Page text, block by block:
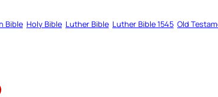
Bible Holy Bible Luther Bible Luther Bible 1545 Old